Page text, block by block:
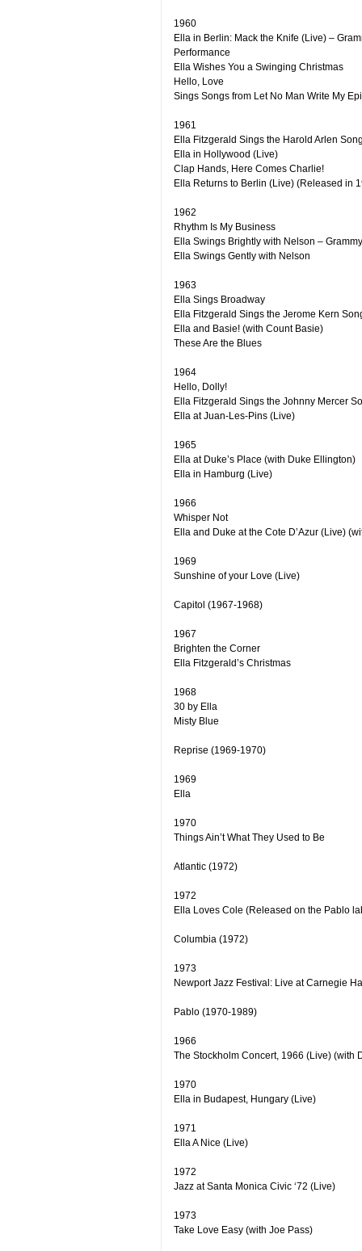
1960
Ella in Berlin: Mack the Knife (Live) –
Performance
Ella Wishes You a Swinging Christmas
Hello, Love
Sings Songs from Let No Man Write My
1961
Ella Fitzgerald Sings the Harold Arlen
Ella in Hollywood (Live)
Clap Hands, Here Comes Charlie!
Ella Returns to Berlin (Live) (Released in
1962
Rhythm Is My Business
Ella Swings Brightly with Nelson –
Ella Swings Gently with Nelson
1963
Ella Sings Broadway
Ella Fitzgerald Sings the Jerome Kern
Ella and Basie! (with Count Basie)
These Are the Blues
1964
Hello, Dolly!
Ella Fitzgerald Sings the Johnny Mercer
Ella at Juan-Les-Pins (Live)
1965
Ella at Duke’s Place (with Duke Ellington)
Ella in Hamburg (Live)
1966
Whisper Not
Ella and Duke at the Cote D’Azur (Live)
1969
Sunshine of your Love (Live)
Capitol (1967-1968)
1967
Brighten the Corner
Ella Fitzgerald’s Christmas
1968
30 by Ella
Misty Blue
Reprise (1969-1970)
1969
Ella
1970
Things Ain’t What They Used to Be
Atlantic (1972)
1972
Ella Loves Cole (Released on the Pablo
Columbia (1972)
1973
Newport Jazz Festival: Live at Carnegie
Pablo (1970-1989)
1966
The Stockholm Concert, 1966 (Live) (with
1970
Ella in Budapest, Hungary (Live)
1971
Ella A Nice (Live)
1972
Jazz at Santa Monica Civic ‘72 (Live)
1973
Take Love Easy (with Joe Pass)